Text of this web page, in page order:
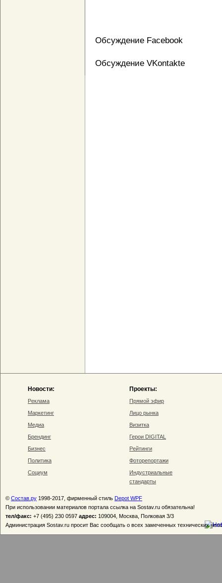
Обсуждение Facebook
Обсуждение VKontakte
Новости:
Реклама
Маркетинг
Медиа
Брендинг
Бизнес
Политика
Социум
Проекты:
Прямой эфир
Лицо рынка
Визитка
Герои DIGITAL
Рейтинги
Фоторепортажи
Индустриальные
стандарты
© Состав.ру 1998-2017, фирменный стиль Depot WPF
При использовании материалов портала ссылка на Sostav.ru обязательна!
тел/факс: +7 (495) 230 0597 адрес: 109004, Москва, Полковая 3/3
Администрация Sostav.ru просит Вас сообщать о всех замеченных технических